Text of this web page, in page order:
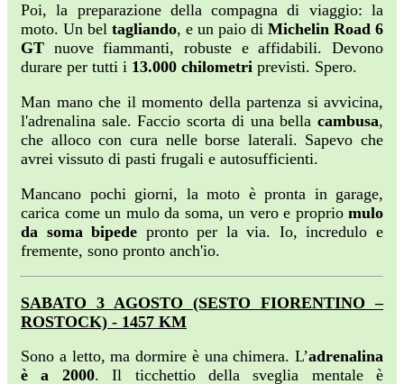
Poi, la preparazione della compagna di viaggio: la
moto. Un bel tagliando, e un paio di Michelin Road 6
GT nuove fiammanti, robuste e affidabili. Devono
durare per tutti i 13.000 chilometri previsti. Spero.
Man mano che il momento della partenza si avvicina,
l'adrenalina sale. Faccio scorta di una bella cambusa,
che alloco con cura nelle borse laterali. Sapevo che
avrei vissuto di pasti frugali e autosufficienti.
Mancano pochi giorni, la moto è pronta in garage,
carica come un mulo da soma, un vero e proprio mulo
da soma bipede pronto per la via. Io, incredulo e
fremente, sono pronto anch'io.
SABATO 3 AGOSTO (SESTO FIORENTINO –
ROSTOCK) - 1457 KM
Sono a letto, ma dormire è una chimera. L’adrenalina
è a 2000. Il ticchettio della sveglia mentale è